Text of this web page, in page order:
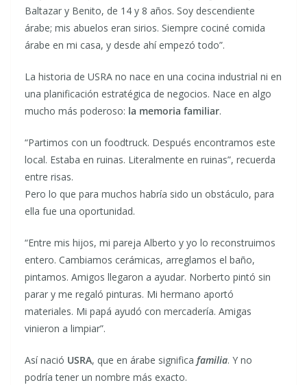
Baltazar y Benito, de 14 y 8 años. Soy descendiente
árabe; mis abuelos eran sirios. Siempre cociné comida
árabe en mi casa, y desde ahí empezó todo”.
La historia de USRA no nace en una cocina industrial ni en
una planificación estratégica de negocios. Nace en algo
mucho más poderoso: la memoria familiar.
“Partimos con un foodtruck. Después encontramos este
local. Estaba en ruinas. Literalmente en ruinas”, recuerda
entre risas.
Pero lo que para muchos habría sido un obstáculo, para
ella fue una oportunidad.
“Entre mis hijos, mi pareja Alberto y yo lo reconstruimos
entero. Cambiamos cerámicas, arreglamos el baño,
pintamos. Amigos llegaron a ayudar. Norberto pintó sin
parar y me regaló pinturas. Mi hermano aportó
materiales. Mi papá ayudó con mercadería. Amigas
vinieron a limpiar”.
Así nació USRA, que en árabe significa familia. Y no
podría tener un nombre más exacto.